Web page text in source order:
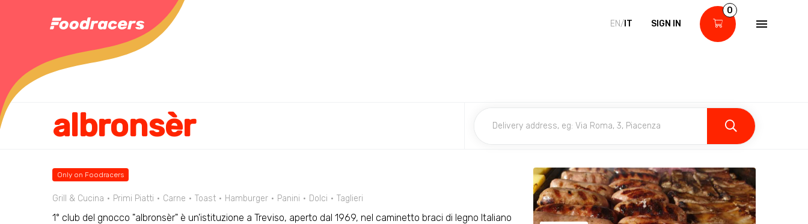
EN/ IT SIGN IN
0
albronsèr
Only on Foodracers
Grill & Cucina Primi Piatti Carne Toast Hamburger Panini Dolci Taglieri
1° club del gnocco "albronsèr" è un'istituzione a Treviso, aperto dal 1969, nel caminetto braci di legno Italiano